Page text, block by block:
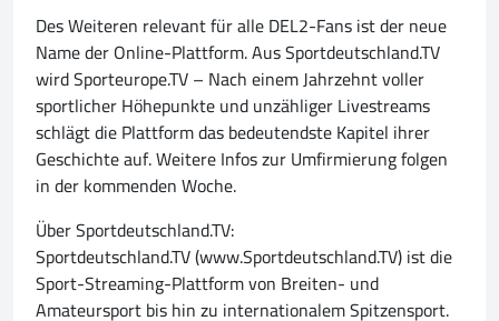
Des Weiteren relevant für alle DEL2-Fans ist der neue
Name der Online-Plattform. Aus Sportdeutschland.TV
wird Sporteurope.TV – Nach einem Jahrzehnt voller
sportlicher Höhepunkte und unzähliger Livestreams
schlägt die Plattform das bedeutendste Kapitel ihrer
Geschichte auf. Weitere Infos zur Umfirmierung folgen
in der kommenden Woche.
Über Sportdeutschland.TV:
Sportdeutschland.TV (www.Sportdeutschland.TV) ist die
Sport-Streaming-Plattform von Breiten- und
Amateursport bis hin zu internationalem Spitzensport.